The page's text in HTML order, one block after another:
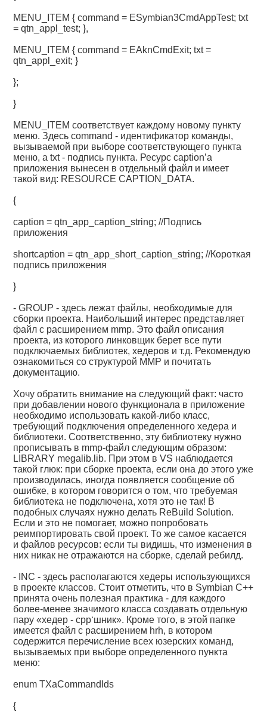
MENU_ITEM { command = ESymbian3CmdAppTest; txt
= qtn_appl_test; },
MENU_ITEM { command = EAknCmdExit; txt =
qtn_appl_exit; }
};
}
MENU_ITEM соответствует каждому новому пункту
меню. Здесь command - идентификатор команды,
вызываемой при выборе соответствующего пункта
меню, а txt - подпись пункта. Ресурс caption’а
приложения вынесен в отдельный файл и имеет
такой вид: RESOURCE CAPTION_DATA.
{
caption = qtn_app_caption_string; //Подпись
приложения
shortcaption = qtn_app_short_caption_string; //Короткая
подпись приложения
}
- GROUP - здесь лежат файлы, необходимые для
сборки проекта. Наибольший интерес представляет
файл с расширением mmp. Это файл описания
проекта, из которого линковщик берет все пути
подключаемых библиотек, хедеров и т.д. Рекомендую
ознакомиться со структурой MMP и почитать
документацию.
Хочу обратить внимание на следующий факт: часто
при добавлении нового функционала в приложение
необходимо использовать какой-либо класс,
требующий подключения определенного хедера и
библиотеки. Соответственно, эту библиотеку нужно
прописывать в mmp-файл следующим образом:
LIBRARY megalib.lib. При этом в VS наблюдается
такой глюк: при сборке проекта, если она до этого уже
производилась, иногда появляется сообщение об
ошибке, в котором говорится о том, что требуемая
библиотека не подключена, хотя это не так! В
подобных случаях нужно делать ReBuild Solution.
Если и это не помогает, можно попробовать
реимпортировать свой проект. То же самое касается
и файлов ресурсов: если ты видишь, что изменения в
них никак не отражаются на сборке, сделай ребилд.
- INC - здесь располагаются хедеры использующихся
в проекте классов. Стоит отметить, что в Symbian C++
принята очень полезная практика - для каждого
более-менее значимого класса создавать отдельную
пару «хедер - cpp‘шник». Кроме того, в этой папке
имеется файл с расширением hrh, в котором
содержится перечисление всех юзерских команд,
вызываемых при выборе определенного пункта
меню:
enum TXaCommandIds
{